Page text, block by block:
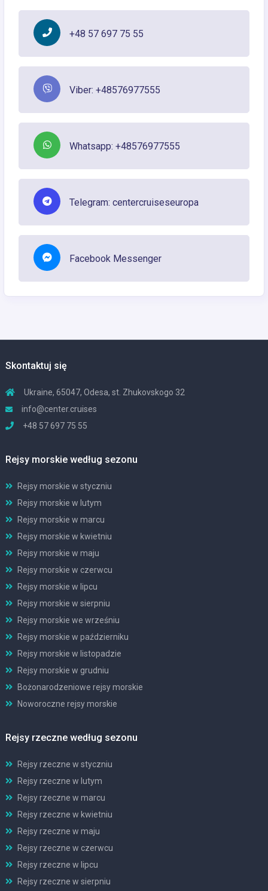
+48 57 697 75 55
Viber: +48576977555
Whatsapp: +48576977555
Telegram: centercruiseseuropa
Facebook Messenger
Skontaktuj się
Ukraine, 65047, Odesa, st. Zhukovskogo 32
info@center.cruises
+48 57 697 75 55
Rejsy morskie według sezonu
Rejsy morskie w styczniu
Rejsy morskie w lutym
Rejsy morskie w marcu
Rejsy morskie w kwietniu
Rejsy morskie w maju
Rejsy morskie w czerwcu
Rejsy morskie w lipcu
Rejsy morskie w sierpniu
Rejsy morskie we wrześniu
Rejsy morskie w październiku
Rejsy morskie w listopadzie
Rejsy morskie w grudniu
Bożonarodzeniowe rejsy morskie
Noworoczne rejsy morskie
Rejsy rzeczne według sezonu
Rejsy rzeczne w styczniu
Rejsy rzeczne w lutym
Rejsy rzeczne w marcu
Rejsy rzeczne w kwietniu
Rejsy rzeczne w maju
Rejsy rzeczne w czerwcu
Rejsy rzeczne w lipcu
Rejsy rzeczne w sierpniu